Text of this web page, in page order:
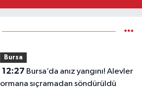
Bursa
12:27
ormana sıçramadan söndürüldü